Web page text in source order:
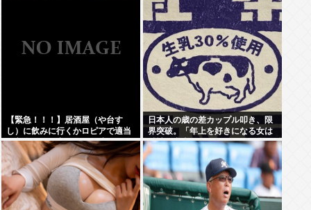
【緊急！！！】居酒屋（や台す
し）に飲みに行くかロピアで適当
に刺身買って家で飲むか迷ってる
日本人の歳の差カップル叩き、限
界突破。「年上を好きになる女は
精神異常者」